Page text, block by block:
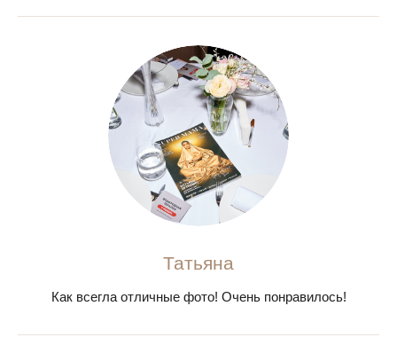
Татьяна
Как всегла отличные фото! Очень понравилось!